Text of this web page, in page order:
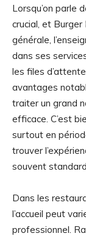
Lorsqu’on parle
crucial, et
générale,
dans ses
les files
avantages
traiter un grand
efficace. C’est
surtout en
trouver
souvent
Dans les
l’accueil peut
professionnel.